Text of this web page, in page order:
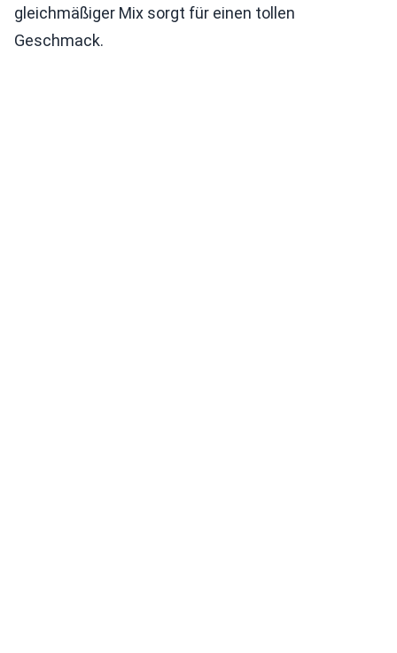
gleichmäßiger Mix sorgt für einen tollen
Geschmack.